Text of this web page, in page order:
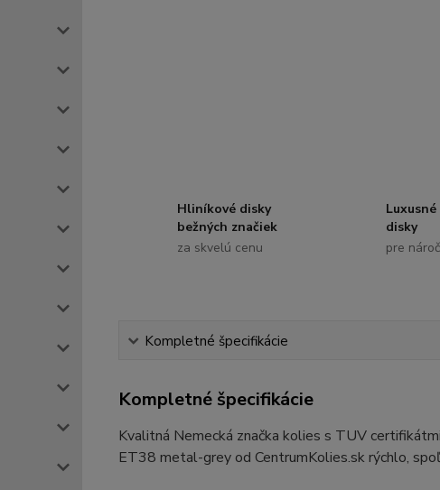
Hliníkové disky
bežných značiek
za skvelú cenu
disky
pre
Kompletné špecifikácie
Kompletné špecifikácie
Kvalitná Nemecká značka kolies s TUV
ET38 metal-grey od CentrumKolies.sk rýchlo,